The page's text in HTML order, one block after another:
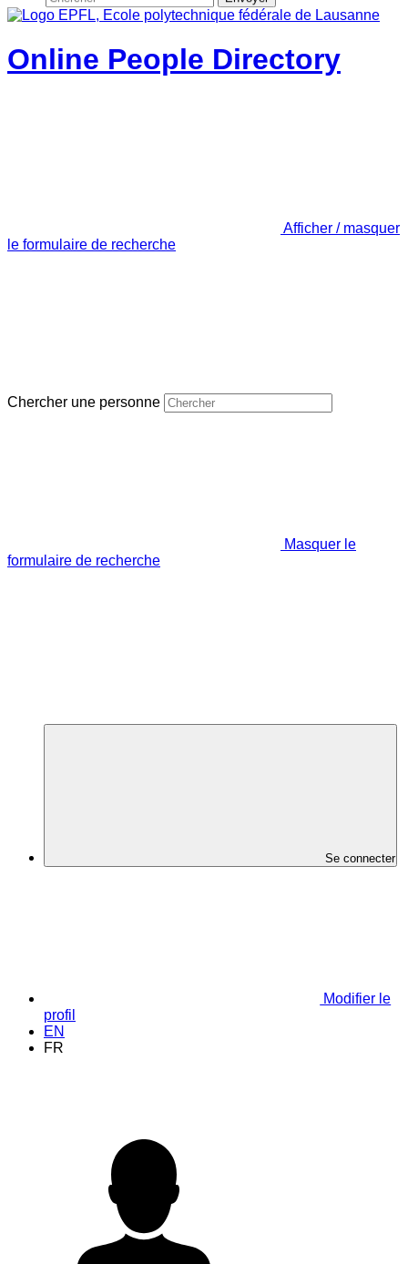
Online People Directory
Afficher / masquer
le formulaire de recherche
Chercher une personne
Masquer le
formulaire de recherche
Se connecter
Modifier le
profil
EN
FR